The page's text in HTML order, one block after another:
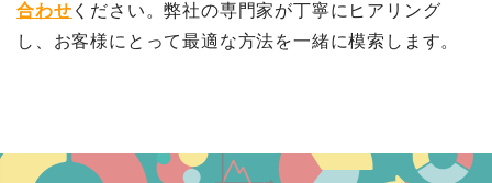
合わせ ください。弊社の専門家が丁寧にヒアリング
し、お客様にとって最適な方法を一緒に模索します。